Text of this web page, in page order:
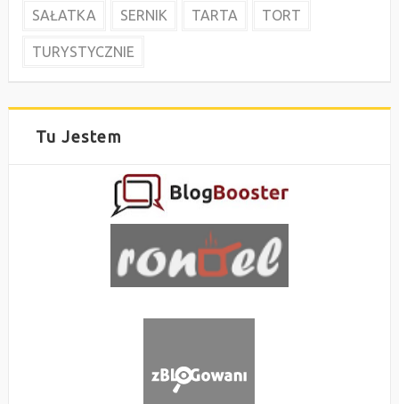
SAŁATKA SERNIK TARTA TORT
TURYSTYCZNIE
Tu Jestem